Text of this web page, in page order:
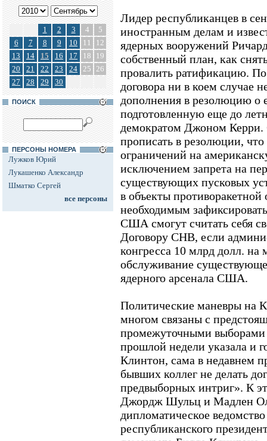
1 2 3 4
5
6
7 8 9 10 11
12
13
14 15 16 17 18
19
20
21 22 23 24 25 26
27
28 29 30
ПОИСК
ПЕРСОНЫ НОМЕРА
Лужков Юрий
Лукашенко Александр
Шматко Сергей
все персоны
Лидер республиканцев в
иностранным делам и
ядерных вооружений
собственный план, как
провалить ратификацию. По
договора ни в коем случае
дополнения в резолюцию о
подготовленную еще до
демократом Джоном Керри.
прописать в резолюции,
ограничений на
исключением запрета на
существующих пусковых
в объекты
необходимым
США смогут считать себя
Договору СНВ, если
конгресса 10 млрд долл. на
обслуживание
ядерного арсенала США.
Политические маневры на
многом связаны с
промежуточными выборами
прошлой недели указала и
Клинтон, сама в недавнем
бывших коллег не делать
предвыборных интриг». К
Джордж Шульц и Мадлен
дипломатическое
республиканского